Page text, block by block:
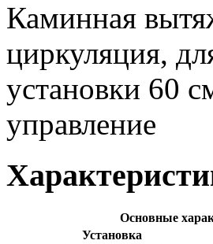
Каминная
циркуляция,
установки 60
управление
Основные
Установка